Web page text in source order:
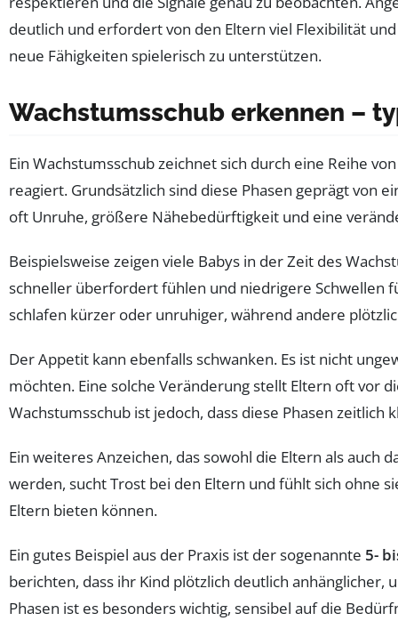
deutlich und erfordert von den Eltern viel Flexibilität
neue Fähigkeiten spielerisch zu unterstützen.
Wachstumsschub erkennen –
Ein Wachstumsschub zeichnet sich durch eine Reihe
reagiert. Grundsätzlich sind diese Phasen geprägt von
oft Unruhe, größere Nähebedürftigkeit und eine
Beispielsweise zeigen viele Babys in der Zeit des
schneller überfordert fühlen und niedrigere Schwellen
schlafen kürzer oder unruhiger, während andere
Der Appetit kann ebenfalls schwanken. Es ist nicht
möchten. Eine solche Veränderung stellt Eltern oft vor
Wachstumsschub ist jedoch, dass diese Phasen
Ein weiteres Anzeichen, das sowohl die Eltern als auch
werden, sucht Trost bei den Eltern und fühlt sich ohne
Eltern bieten können.
Ein gutes Beispiel aus der Praxis ist der sogenannte 5-
berichten, dass ihr Kind plötzlich deutlich anhänglicher,
Phasen ist es besonders wichtig, sensibel auf die